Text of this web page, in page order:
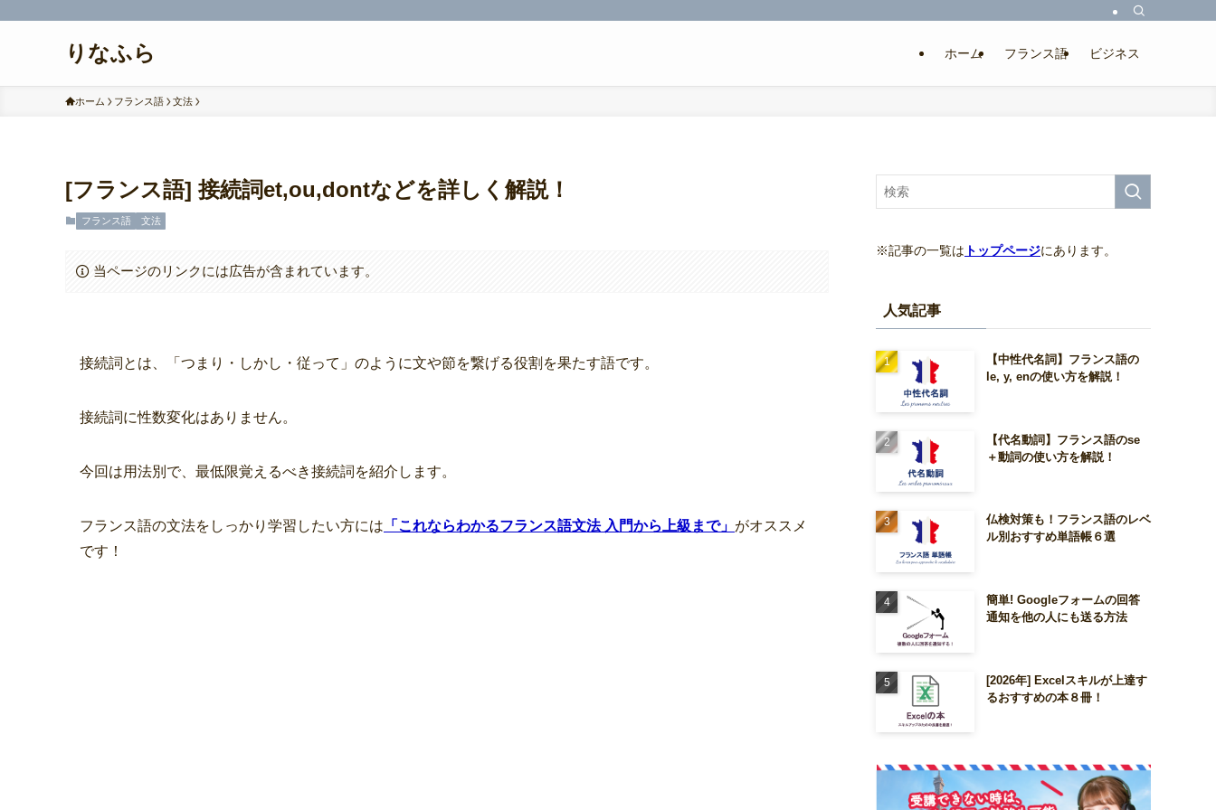
りなふら ホーム フランス語 ビジネス
ホーム フランス語 文法
[フランス語] 接続詞et,ou,dontなどを詳しく解説！
フランス語 文法
当ページのリンクには広告が含まれています。
接続詞とは、「つまり・しかし・従って」のように文や節を繋げる役割を果たす語です。
接続詞に性数変化はありません。
今回は用法別で、最低限覚えるべき接続詞を紹介します。
フランス語の文法をしっかり学習したい方には 「これならわかるフランス語文法 入門から上級まで」 がオススメ
です！
※記事の一覧は トップページにあります。
人気記事
【中性代名詞】フランス語の
le, y, enの使い方を解説！
【代名動詞】フランス語のse
＋動詞の使い方を解説！
仏検対策も！フランス語のレベ
ル別おすすめ単語帳６選
簡単! Googleフォームの回答
通知を他の人にも送る方法
[2026年] Excelスキルが上達す
るおすすめの本８冊！